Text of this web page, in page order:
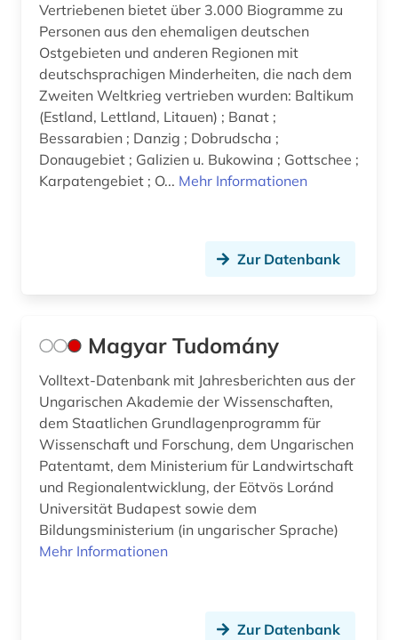
Vertriebenen bietet über 3.000 Biogramme zu
Personen aus den ehemaligen deutschen
Ostgebieten und anderen Regionen mit
deutschsprachigen Minderheiten, die nach dem
Zweiten Weltkrieg vertrieben wurden: Baltikum
(Estland, Lettland, Litauen) ; Banat ;
Bessarabien ; Danzig ; Dobrudscha ;
Donaugebiet ; Galizien u. Bukowina ; Gottschee ;
Karpatengebiet ; O... Mehr Informationen
Zur Datenbank
Magyar Tudomány
Volltext-Datenbank mit Jahresberichten aus der
Ungarischen Akademie der Wissenschaften,
dem Staatlichen Grundlagenprogramm für
Wissenschaft und Forschung, dem Ungarischen
Patentamt, dem Ministerium für Landwirtschaft
und Regionalentwicklung, der Eötvös Loránd
Universität Budapest sowie dem
Bildungsministerium (in ungarischer Sprache)
Mehr Informationen
Zur Datenbank